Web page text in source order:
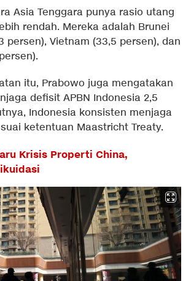
Asia Tenggara punya rasio utang
rendah. Mereka adalah Brunei
persen), Vietnam (33,5 persen), dan
itu, Prabowo juga mengatakan
defisit APBN Indonesia 2,5
Indonesia konsisten menjaga
ketentuan Maastricht Treaty.
Krisis Properti China,